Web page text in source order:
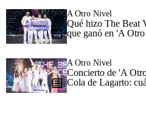
A Otro Nivel
Qué hizo The Beat
que ganó en 'A
A Otro Nivel
Concierto de 'A
Cola de Lagarto: